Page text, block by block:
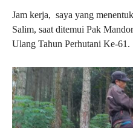
Jam kerja, saya yang
Salim, saat ditemui Pak
Ulang Tahun Perhutani Ke-61.